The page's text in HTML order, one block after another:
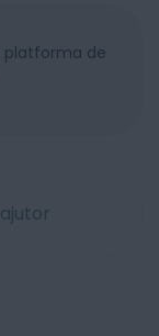
platforma de